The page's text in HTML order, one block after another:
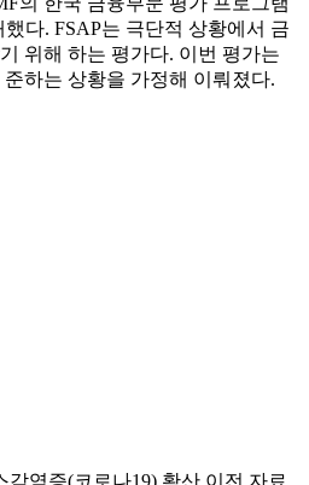
다. FSAP는 극단적 상황에서 금
위해 하는 평가다. 이번 평가는
하는 상황을 가정해 이뤄졌다.